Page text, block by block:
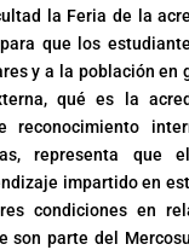
la Feria de la
que los
y a la población en
qué es la
reconocimiento
representa que
impartido en
condiciones en
son parte del